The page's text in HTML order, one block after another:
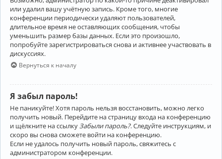
или удалил вашу учётную запись. Кроме того, многие
конференции периодически удаляют пользователей,
длительное время не оставляющих сообщения, чтобы
уменьшить размер базы данных. Если это произошло,
попробуйте зарегистрироваться снова и активнее участвовать в
дискуссиях.
Вернуться к началу
Я забыл пароль!
Не паникуйте! Хотя пароль нельзя восстановить, можно легко
получить новый. Перейдите на страницу входа на конференцию
и щёлкните на ссылку Забыли пароль?. Следуйте инструкциям, и
скоро вы снова сможете войти на конференцию.
Если не удалось получить новый пароль, свяжитесь с
администратором конференции.